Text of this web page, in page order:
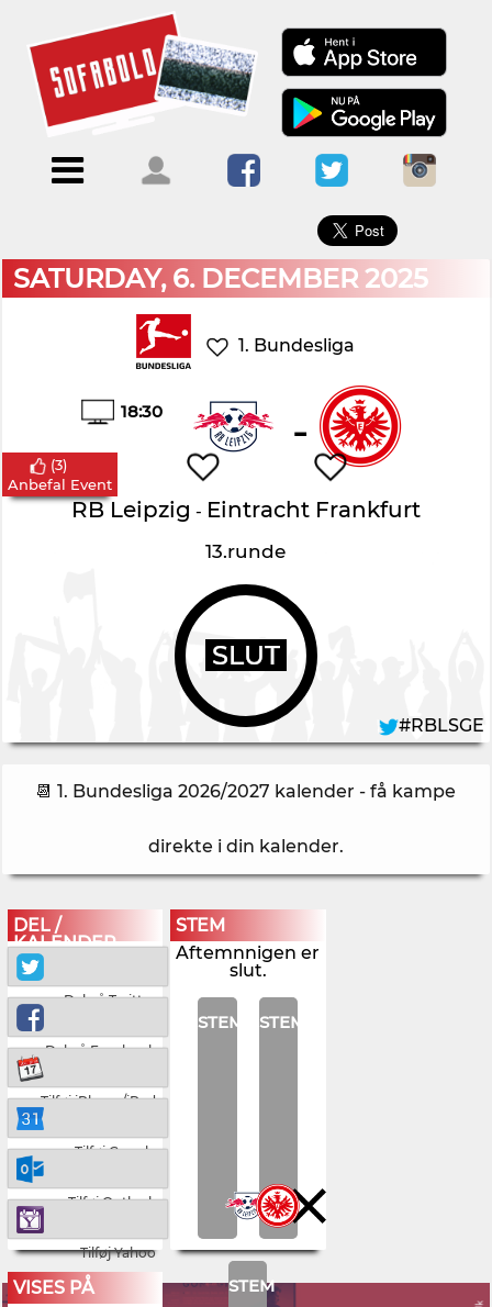
Menu
ForsideKalendere
Blogs
Om
Sofabold
Kontakt
bruger
ind
×
SATURDAY, 6. DECEMBER 2025
1. Bundesliga
18:30 -
RB Leipzig - Eintracht Frankfurt
13.runde
SLUT
(3)
Anbefal Event
#RBLSGE
📆 1. Bundesliga 2026/2027 kalender - få kampe
direkte i din kalender.
DEL /
KALENDER
Del på Twitter
Del på Facebook
Tilføj iPhone/iPad
Tilføj Google
Tilføj Outlook
Tilføj Yahoo
STEM
Aftemnnigen er
slut.
STEM STEM
STEM
VISES PÅ